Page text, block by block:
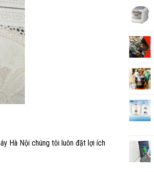
Hà Nội chúng tôi luôn đặt lợi ích